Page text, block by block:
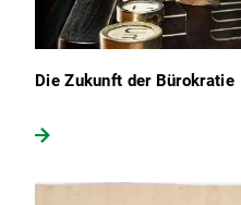
Die Zukunft der Bürokratie